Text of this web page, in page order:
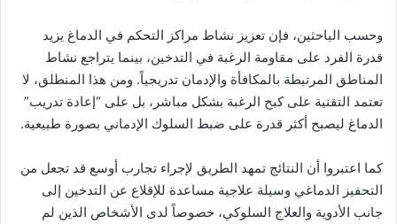
وحسب الباحثين، فإن تعزيز نشاط مراكز التحكم في الدماغ يزيد
قدرة الفرد على مقاومة الرغبة في التدخين، بينما يتراجع نشاط
المناطق المرتبطة بالمكافأة والإدمان تدريجياً. ومن هذا المنطلق، لا
تعتمد التقنية على كبح الرغبة بشكل مباشر، بل على “إعادة تدريب”
الدماغ ليصبح أكثر قدرة على ضبط السلوك الإدماني بصورة طبيعية.
كما اعتبروا أن النتائج تمهد الطريق لإجراء تجارب أوسع قد تجعل من
التحفيز الدماغي وسيلة علاجية مساعدة للإقلاع عن التدخين إلى
جانب الأدوية والعلاج السلوكي، خصوصاً لدى الأشخاص الذين لم